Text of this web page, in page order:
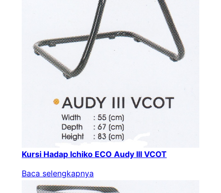
Kursi Hadap Ichiko ECO Audy III VCOT
Baca selengkapnya